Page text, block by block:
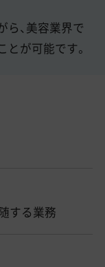
、美容業界で
が可能です。
する業務